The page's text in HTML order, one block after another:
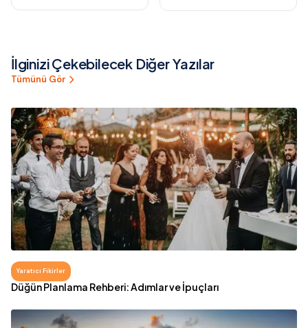
İlginizi Çekebilecek Diğer Yazılar
Tümünü Gör
Yaratıcı Fikirler
Düğün Planlama Rehberi: Adımlar ve İpuçları